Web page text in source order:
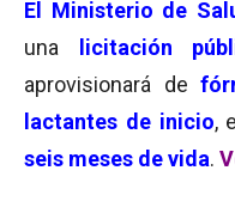
El Ministerio de
una
licitación
aprovisionará de
lactantes de inicio,
seis meses de vida.